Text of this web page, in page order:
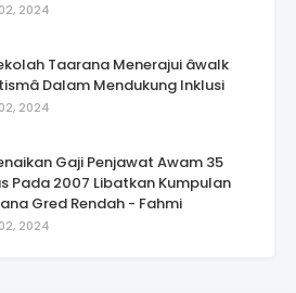
2024
Taarana Menerajui âwalk
Dalam Mendukung Inklusi
2024
Gaji Penjawat Awam 35
Pada 2007 Libatkan Kumpulan
Gred Rendah - Fahmi
2024